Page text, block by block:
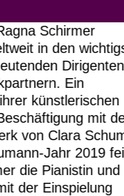
Schirmer
in den
Ein
künstlerischen
mit
von Clara
Jahr 2019
die Pianistin und
der Einspielung